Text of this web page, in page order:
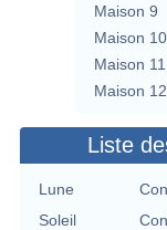
Maison 9
Maison 10
Maison 11
Maison 12
Liste
Lune
Soleil